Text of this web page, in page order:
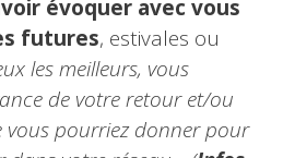
évoquer avec vous
futures, estivales ou
les meilleurs, vous
de votre retour et/ou
pourriez donner pour